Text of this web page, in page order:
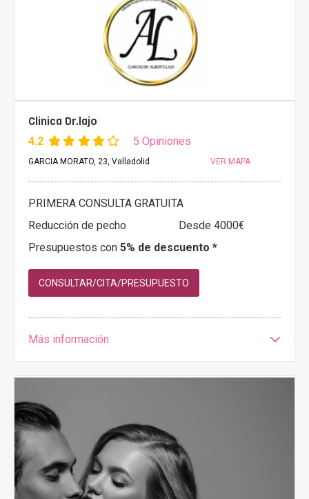
Clinica Dr.lajo
4.2 5 Opiniones
GARCIA MORATO, 23, Valladolid VER MAPA
PRIMERA CONSULTA GRATUITA
Reducción de pecho
Desde 4000€
Presupuestos con 5% de descuento *
CONSULTAR/CITA/PRESUPUESTO
Más información